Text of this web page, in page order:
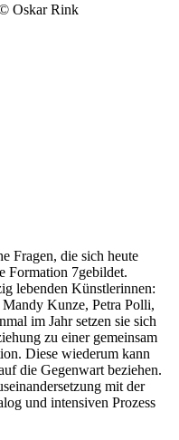
Oskar Rink
Fragen, die sich heute
Formation 7gebildet.
lebenden Künstlerinnen:
Kunze, Petra Polli,
im Jahr setzen sie sich
zu einer gemeinsam
Diese wiederum kann
die Gegenwart beziehen.
mit der
und intensiven Prozess